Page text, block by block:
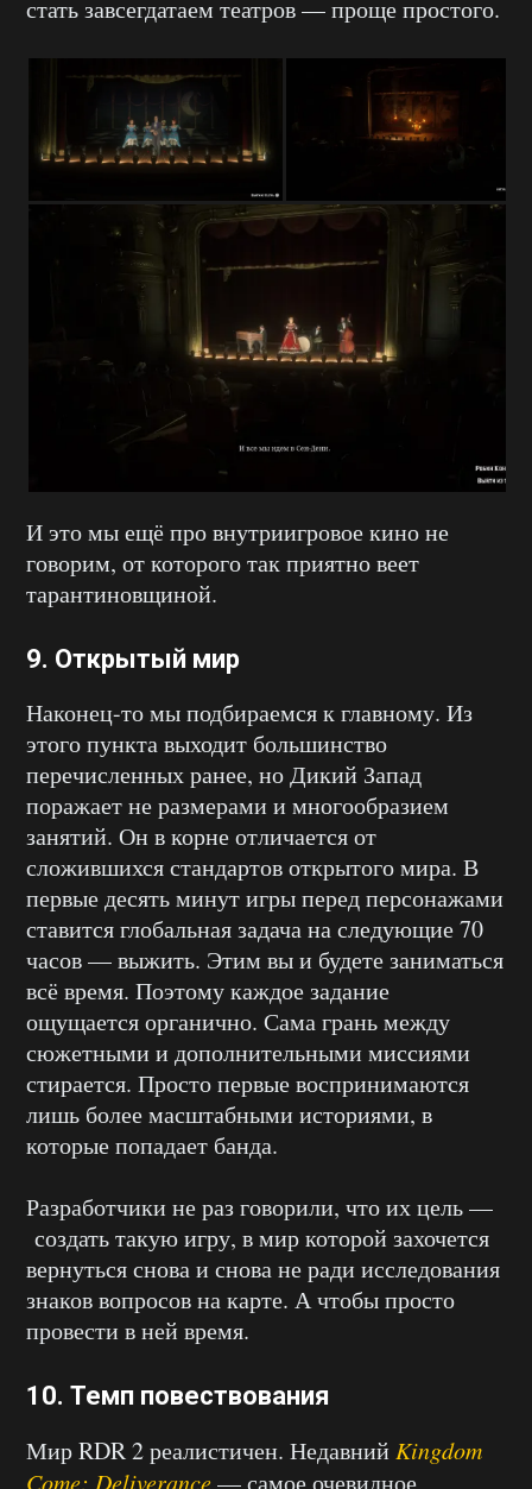
стать завсегдатаем театров — проще простого.
И это мы ещё про внутриигровое кино не
говорим, от которого так приятно веет
тарантиновщиной.
9. Открытый мир
Наконец-то мы подбираемся к главному. Из
этого пункта выходит большинство
перечисленных ранее, но Дикий Запад
поражает не размерами и многообразием
занятий. Он в корне отличается от
сложившихся стандартов открытого мира. В
первые десять минут игры перед персонажами
ставится глобальная задача на следующие 70
часов — выжить. Этим вы и будете заниматься
всё время. Поэтому каждое задание
ощущается органично. Сама грань между
сюжетными и дополнительными миссиями
стирается. Просто первые воспринимаются
лишь более масштабными историями, в
которые попадает банда.
Разработчики не раз говорили, что их цель —
создать такую игру, в мир которой захочется
вернуться снова и снова не ради исследования
знаков вопросов на карте. А чтобы просто
провести в ней время.
10. Темп повествования
Мир RDR 2 реалистичен. Недавний Kingdom
Come: Deliverance